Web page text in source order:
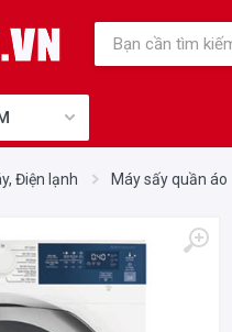
Điện lạnh Máy sấy quần áo